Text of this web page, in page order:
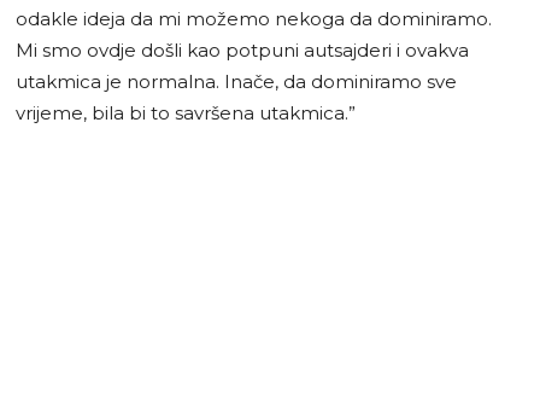
odakle ideja da mi možemo nekoga da dominiramo.
Mi smo ovdje došli kao potpuni autsajderi i ovakva
utakmica je normalna. Inače, da dominiramo sve
vrijeme, bila bi to savršena utakmica.”